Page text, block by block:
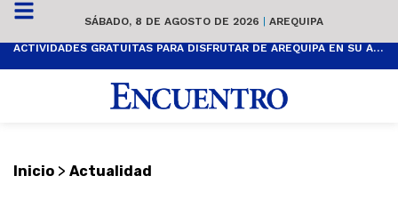
SÁBADO, 8 DE AGOSTO DE 2026 | AREQUIPA
ACTIVIDADES GRATUITAS PARA DISFRUTAR DE AREQUIPA EN SU ANIVERSARIO
Inicio > Actualidad